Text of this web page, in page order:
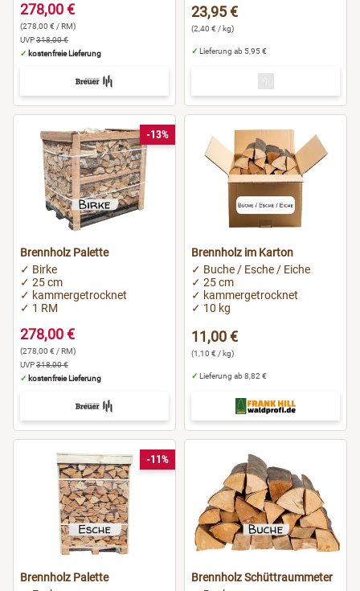
278,00 €
(278,00 € / RM)
UVP318,00 €
✓ kostenfreie Lieferung
23,95 €
(2,40 € / kg)
✓ Lieferung ab 5,95 €
-13%
Brennholz Palette
✓ Birke
✓ 25 cm
✓ kammergetrocknet
✓ 1 RM
278,00 €
(278,00 € / RM)
UVP318,00 €
✓ kostenfreie Lieferung
Brennholz im Karton
✓ Buche / Esche / Eiche
✓ 25 cm
✓ kammergetrocknet
✓ 10 kg
11,00 €
(1,10 € / kg)
✓ Lieferung ab 8,82 €
-11%
Brennholz Palette
Brennholz Schüttraummeter